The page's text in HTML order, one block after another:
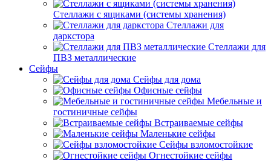
Стеллажи с ящиками (системы хранения)
Стеллажи для
даркстора
Стеллажи для
ПВЗ металлические
Сейфы
Сейфы для дома
Офисные сейфы
Мебельные и
гостиничные сейфы
Встраиваемые сейфы
Маленькие сейфы
Сейфы взломостойкие
Огнестойкие сейфы